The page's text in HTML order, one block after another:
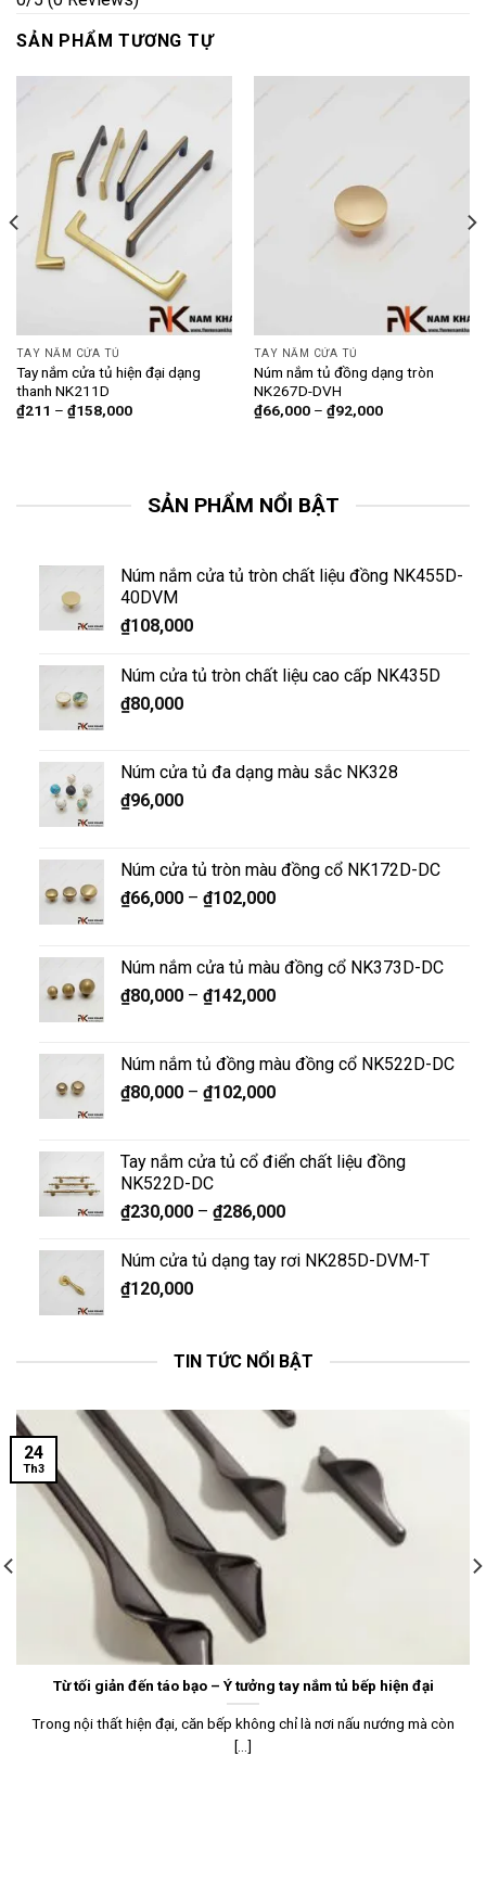
SẢN PHẨM TƯƠNG TỰ
TAY NẮM CỬA TỦ
Tay nắm cửa tủ hiện đại dạng
thanh NK211D
₫211 – ₫158,000
TAY NẮM CỬA TỦ
Núm nắm tủ đồng dạng tròn
NK267D-DVH
₫66,000– ₫92,000
SẢN PHẨM NỔI BẬT
Núm nắm cửa tủ tròn chất liệu đồng NK455D-
40DVM
₫108,000
Núm cửa tủ tròn chất liệu cao cấp NK435D
₫80,000
Núm cửa tủ đa dạng màu sắc NK328
₫96,000
Núm cửa tủ tròn màu đồng cổ NK172D-DC
₫66,000– ₫102,000
Núm nắm cửa tủ màu đồng cổ NK373D-DC
₫80,000– ₫142,000
Núm nắm tủ đồng màu đồng cổ NK522D-DC
₫80,000– ₫102,000
Tay nắm cửa tủ cổ điển chất liệu đồng
NK522D-DC
₫230,000– ₫286,000
Núm cửa tủ dạng tay rơi NK285D-DVM-T
₫120,000
TIN TỨC NỔI BẬT
Từ tối giản đến táo bạo – Ý tưởng tay nắm tủ bếp hiện đại
Trong nội thất hiện đại, căn bếp không chỉ là nơi nấu nướng mà còn
[...]
24
Th3